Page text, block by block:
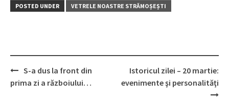
POSTED UNDER VETRELE NOASTRE STRĂMOȘEȘTI
Post
S-a dus la front din
prima zi a războiului…
Istoricul zilei – 20 martie:
evenimente şi personalităţi